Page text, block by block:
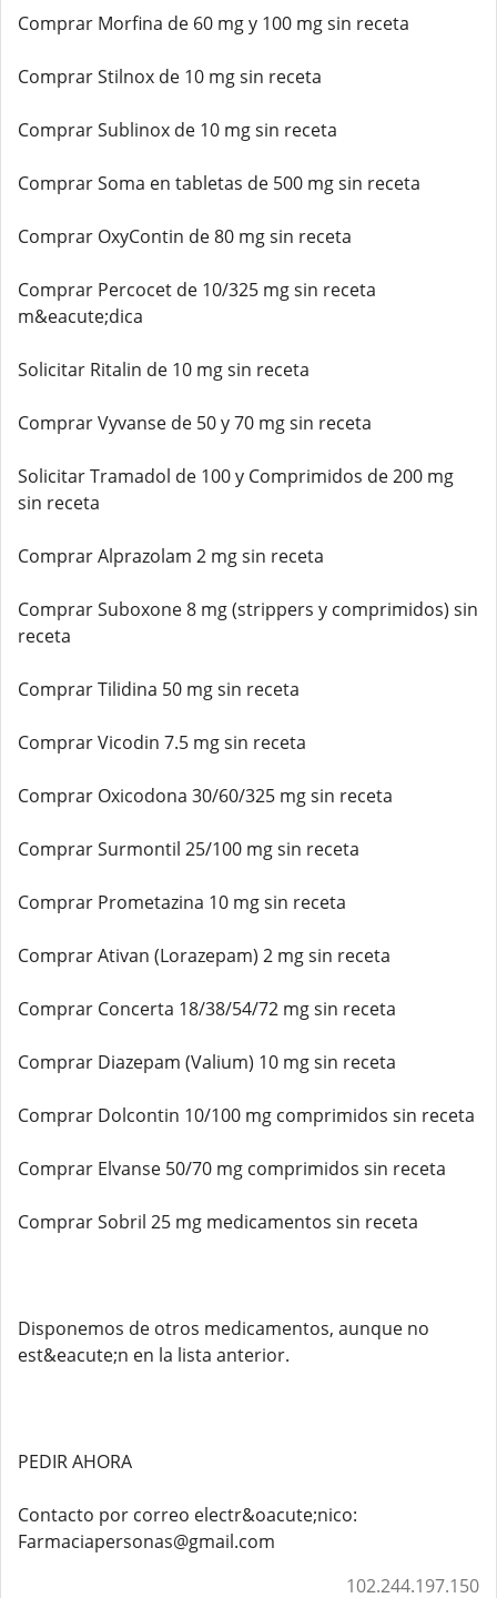
Comprar Morfina de 60 mg y 100 mg sin receta
Comprar Stilnox de 10 mg sin receta
Comprar Sublinox de 10 mg sin receta
Comprar Soma en tabletas de 500 mg sin receta
Comprar OxyContin de 80 mg sin receta
Comprar Percocet de 10/325 mg sin receta
m&eacute;dica
Solicitar Ritalin de 10 mg sin receta
Comprar Vyvanse de 50 y 70 mg sin receta
Solicitar Tramadol de 100 y Comprimidos de 200 mg
sin receta
Comprar Alprazolam 2 mg sin receta
Comprar Suboxone 8 mg (strippers y comprimidos) sin
receta
Comprar Tilidina 50 mg sin receta
Comprar Vicodin 7.5 mg sin receta
Comprar Oxicodona 30/60/325 mg sin receta
Comprar Surmontil 25/100 mg sin receta
Comprar Prometazina 10 mg sin receta
Comprar Ativan (Lorazepam) 2 mg sin receta
Comprar Concerta 18/38/54/72 mg sin receta
Comprar Diazepam (Valium) 10 mg sin receta
Comprar Dolcontin 10/100 mg comprimidos sin receta
Comprar Elvanse 50/70 mg comprimidos sin receta
Comprar Sobril 25 mg medicamentos sin receta
Disponemos de otros medicamentos, aunque no
est&eacute;n en la lista anterior.
PEDIR AHORA
Contacto por correo electr&oacute;nico:
Farmaciapersonas@gmail.com
102.244.197.150